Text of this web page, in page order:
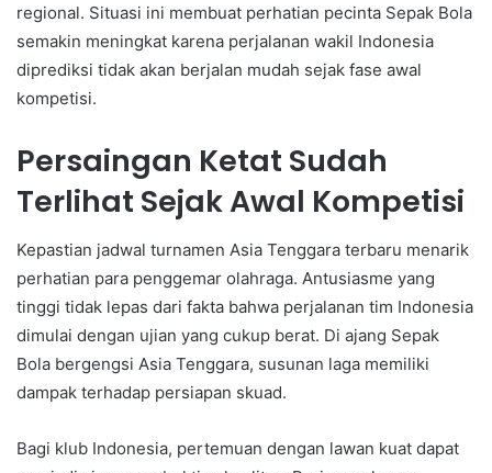
regional. Situasi ini membuat perhatian pecinta Sepak Bola
semakin meningkat karena perjalanan wakil Indonesia
diprediksi tidak akan berjalan mudah sejak fase awal
kompetisi.
Persaingan Ketat Sudah
Terlihat Sejak Awal Kompetisi
Kepastian jadwal turnamen Asia Tenggara terbaru menarik
perhatian para penggemar olahraga. Antusiasme yang
tinggi tidak lepas dari fakta bahwa perjalanan tim Indonesia
dimulai dengan ujian yang cukup berat. Di ajang Sepak
Bola bergengsi Asia Tenggara, susunan laga memiliki
dampak terhadap persiapan skuad.
Bagi klub Indonesia, pertemuan dengan lawan kuat dapat